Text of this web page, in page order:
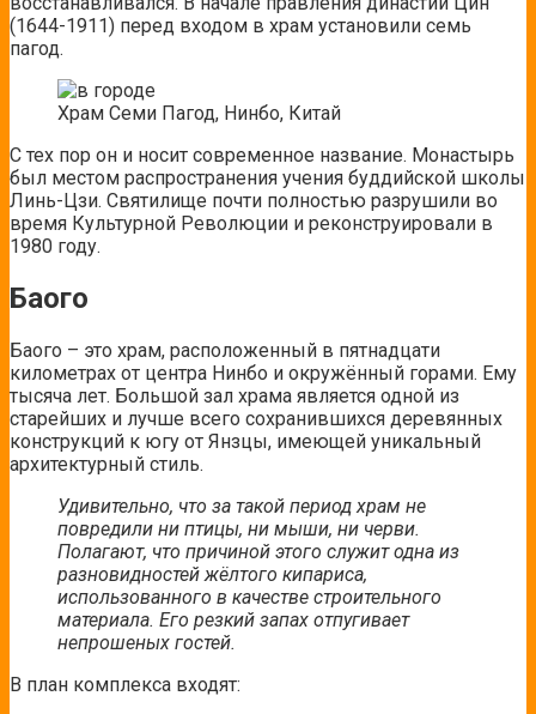
(1644-1911) перед входом в храм установили семь
пагод.
Храм Семи Пагод, Нинбо, Китай
С тех пор он и носит современное название. Монастырь
был местом распространения учения буддийской школы
Линь-Цзи. Святилище почти полностью разрушили во
время Культурной Революции и реконструировали в
1980 году.
Баого
Баого – это храм, расположенный в пятнадцати
километрах от центра Нинбо и окружённый горами. Ему
тысяча лет. Большой зал храма является одной из
старейших и лучше всего сохранившихся деревянных
конструкций к югу от Янзцы, имеющей уникальный
архитектурный стиль.
Удивительно, что за такой период храм не
повредили ни птицы, ни мыши, ни черви.
Полагают, что причиной этого служит одна из
разновидностей жёлтого кипариса,
использованного в качестве строительного
материала. Его резкий запах отпугивает
непрошеных гостей.
В план комплекса входят: